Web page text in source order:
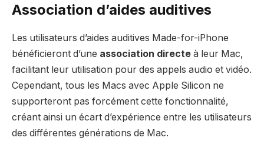
Association d’aides auditives
Les utilisateurs d’aides auditives Made-for-iPhone
bénéficieront d’une association directe à leur Mac,
facilitant leur utilisation pour des appels audio et vidéo.
Cependant, tous les Macs avec Apple Silicon ne
supporteront pas forcément cette fonctionnalité,
créant ainsi un écart d’expérience entre les utilisateurs
des différentes générations de Mac.